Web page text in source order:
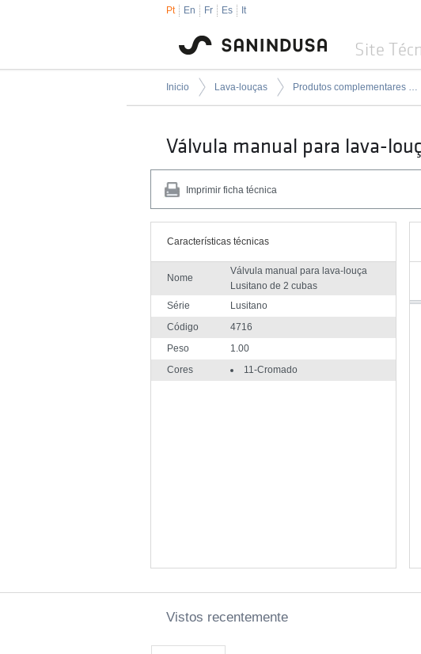
Pt En Fr Es It
Site
Inicio Lava-louças Produtos complementares para lava-louças
Válvula manual para lava-
Imprimir ficha técnica
Características técnicas
Nome
Válvula manual para lava-louça
Lusitano de 2 cubas
Série
Lusitano
Código
4716
Peso
1.00
Cores
11-Cromado
Vistos recentemente